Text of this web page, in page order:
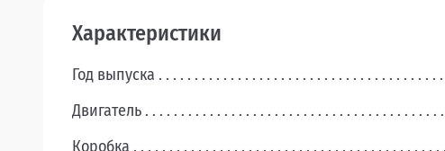
Характеристики
Год выпуска
Двигатель
Коробка